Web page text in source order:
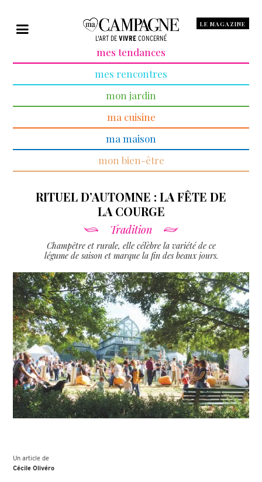
L'ART DE VIVRE CONCERNÉ
LE MAGAZINE
mes tendances
mes rencontres
mon jardin
ma cuisine
ma maison
mon bien-être
RITUEL D’AUTOMNE : LA FÊTE DE
LA COURGE
Tradition
Champêtre et rurale, elle célèbre la variété de ce
légume de saison et marque la fin des beaux jours.
Un article de
Cécile Olivéro